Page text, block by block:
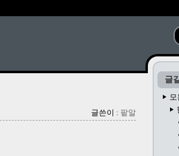
글쓴이 : 팥알
글
모